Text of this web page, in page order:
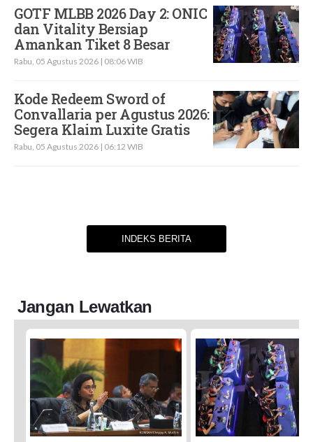
GOTF MLBB 2026 Day 2: ONIC
dan Vitality Bersiap
Amankan Tiket 8 Besar
Rabu, 05 Agustus 2026 | 08:06 WIB
Kode Redeem Sword of
Convallaria per Agustus 2026:
Segera Klaim Luxite Gratis
Rabu, 05 Agustus 2026 | 06:12 WIB
INDEKS BERITA
Jangan Lewatkan